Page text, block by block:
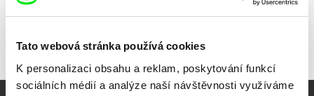
Tato webová stránka používá cookies
K personalizaci obsahu a reklam, poskytování funkcí
sociálních médií a analýze naší návštěvnosti využíváme
11000 Praha 1
web:http://www.famu.cz
e-mail:petra.horka@famu.cz